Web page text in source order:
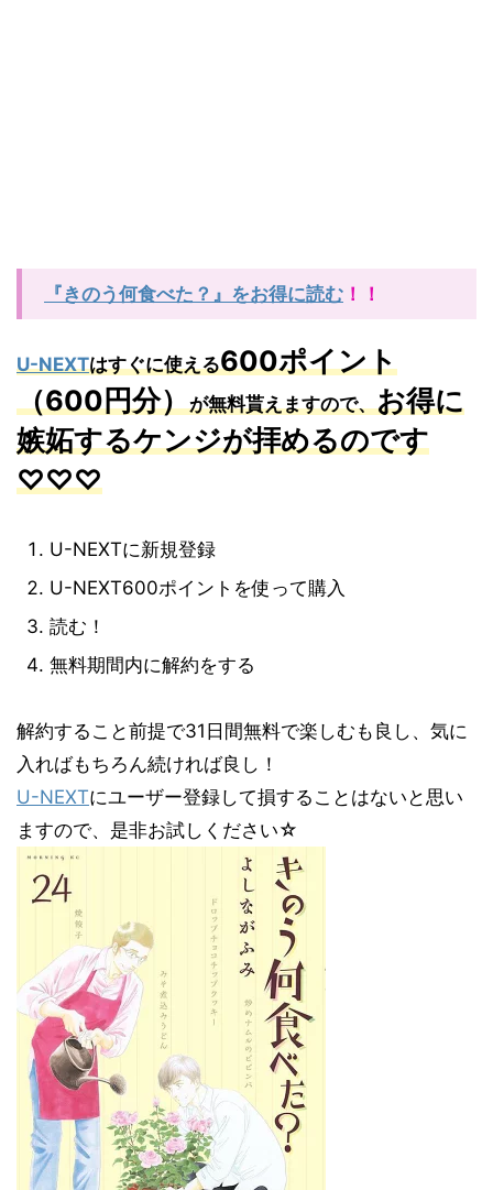
『きのう何食べた？』をお得に読む ！！
U-NEXTはすぐに使える600ポイント
（600円分）が無料貰えますので、お得に
嫉妬するケンジが拝めるのです
♡♡♡
U-NEXTに新規登録
U-NEXT600ポイントを使って購入
読む！
無料期間内に解約をする
解約すること前提で31日間無料で楽しむも良し、気に
入ればもちろん続ければ良し！
U-NEXTにユーザー登録して損することはないと思い
ますので、是非お試しください☆